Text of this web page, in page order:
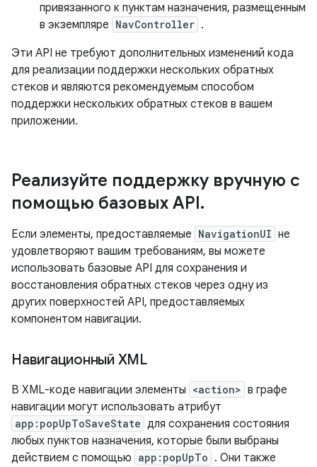
привязанного к пунктам назначения, размещенным
в экземпляре NavController .
Эти API не требуют дополнительных изменений кода
для реализации поддержки нескольких обратных
стеков и являются рекомендуемым способом
поддержки нескольких обратных стеков в вашем
приложении.
Реализуйте поддержку вручную с
помощью базовых API.
Если элементы, предоставляемые NavigationUI не
удовлетворяют вашим требованиям, вы можете
использовать базовые API для сохранения и
восстановления обратных стеков через одну из
других поверхностей API, предоставляемых
компонентом навигации.
Навигационный XML
В XML-коде навигации элементы <action> в графе
навигации могут использовать атрибут
app:popUpToSaveState для сохранения состояния
любых пунктов назначения, которые были выбраны
действием с помощью app:popUpTo . Они также